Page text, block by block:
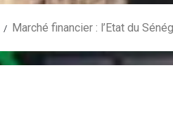
Marché financier : l’Etat du